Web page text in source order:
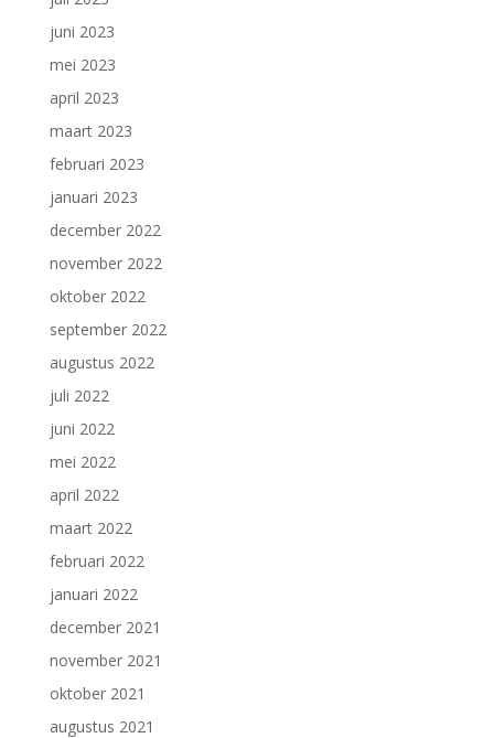
juni 2023
mei 2023
april 2023
maart 2023
februari 2023
januari 2023
december 2022
november 2022
oktober 2022
september 2022
augustus 2022
juli 2022
juni 2022
mei 2022
april 2022
maart 2022
februari 2022
januari 2022
december 2021
november 2021
oktober 2021
augustus 2021